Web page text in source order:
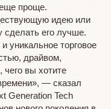
проще.
идею или
сделать его лучше.
уникальное торговое
драйвом,
вы хотите
— сказал
Generation Tech